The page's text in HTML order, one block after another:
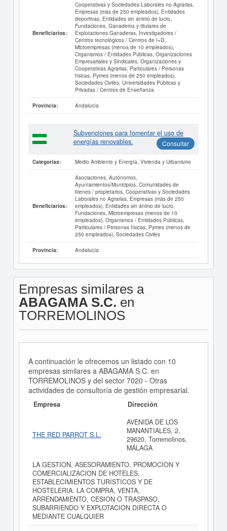
Beneficiarios:
Cooperativas y Sociedades Laborales no Agrarias,
Empresas (más de 250 empleados), Entidades
deportivas, Entidades sin ánimo de lucro,
Fundaciones, Ganaderos y titulares de
Explotaciones Ganaderas, Investigadores /
Centros tecnológicos / Centros de I+D,
Microempresas (menos de 10 empleados),
Organismos / Entidades Públicas, Organizaciones
Empresariales y Sindicales, Organizaciones y
Cooperativas Agrarias, Particulares / Personas
físicas, Pymes (menos de 250 empleados),
Sociedades Civiles, Universidades Públicas y
Privadas / Centros de Enseñanza
Provincia: Andalucía
Subvenciones para fomentar el uso de
energías renovables.
Consultar
Categorías: Medio Ambiente y Energía, Vivienda y Urbanismo
Beneficiarios:
Asociaciones, Autónomos,
Ayuntamientos/Municipios, Comunidades de
bienes / propietarios, Cooperativas y Sociedades
Laborales no Agrarias, Empresas (más de 250
empleados), Entidades sin ánimo de lucro,
Fundaciones, Microempresas (menos de 10
empleados), Organismos / Entidades Públicas,
Particulares / Personas físicas, Pymes (menos de
250 empleados), Sociedades Civiles
Provincia: Andalucía
Empresas similares a
ABAGAMA S.C. en
TORREMOLINOS
A continuación le ofrecemos un listado con 10
empresas similares a ABAGAMA S.C. en
TORREMOLINOS y del sector 7020 - Otras
actividades de consultoría de gestión empresarial.
Empresa Dirección
THE RED PARROT S.L.
AVENIDA DE LOS
MANANTIALES, 2,
29620, Torremolinos,
MÁLAGA
LA GESTION, ASESORAMIENTO, PROMOCION Y
COMERCIALIZACION DE HOTELES,
ESTABLECIMIENTOS TURISTICOS Y DE
HOSTELERIA. LA COMPRA, VENTA,
ARRENDAMIENTO, CESION O TRASPASO,
SUBARRIENDO Y EXPLOTACION DIRECTA O
MEDIANTE CUALQUIER